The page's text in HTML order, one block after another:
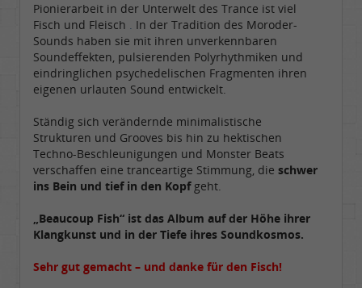
Pionierarbeit in der Unterwelt des Trance ist viel
Fisch und Fleisch . In der Tradition des Moroder-
Sounds haben sie mit ihren unverkennbaren
Soundeffekten, pulsierenden Polyrhythmiken und
eindringlichen psychedelischen Fragmenten ihren
eigenen urlauten Sound entwickelt.
Ständig sich verändernde minimalistische
Strukturen und Grooves bis hin zu hektischen
Techno-Beschleunigungen und Monster Beats
verschaffen eine tranceartige Stimmung, die schwer
ins Bein und tief in den Kopf geht.
„Beaucoup Fish“ ist das Album auf der Höhe ihrer
Klangkunst und in der Tiefe ihres Soundkosmos.
Sehr gut gemacht – und danke für den Fisch!